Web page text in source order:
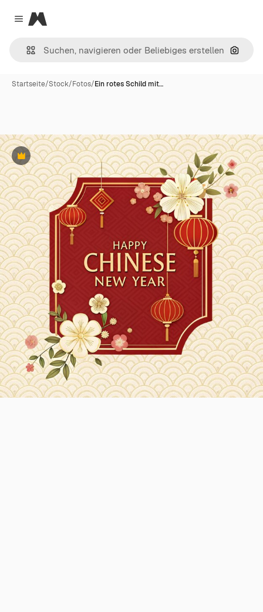
Close menu
Magnific
Nach
Startseite/Stock/Fotos/Ein rotes Schild mit…
Premium